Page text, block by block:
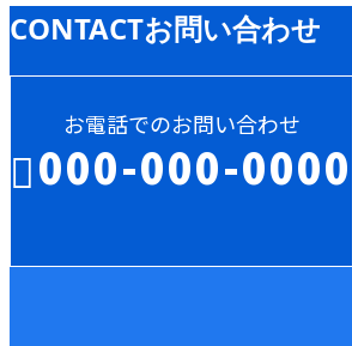
CONTACTお問い合わせ
お電話でのお問い合わせ
000-000-0000